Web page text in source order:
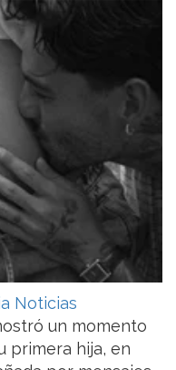
Noticias
un momento
primera hija, en